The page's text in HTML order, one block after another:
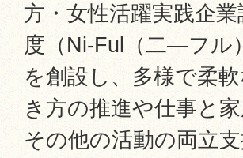
方・女性活躍実践企業
度（Ni-Ful（二―フル
を創設し、多様で柔
き方の推進や仕事と家
その他の活動の両立